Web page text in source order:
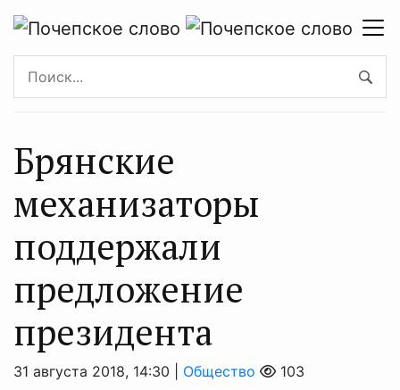
Брянские
механизаторы
поддержали
предложение
президента
31 августа 2018, 14:30 | Общество 103